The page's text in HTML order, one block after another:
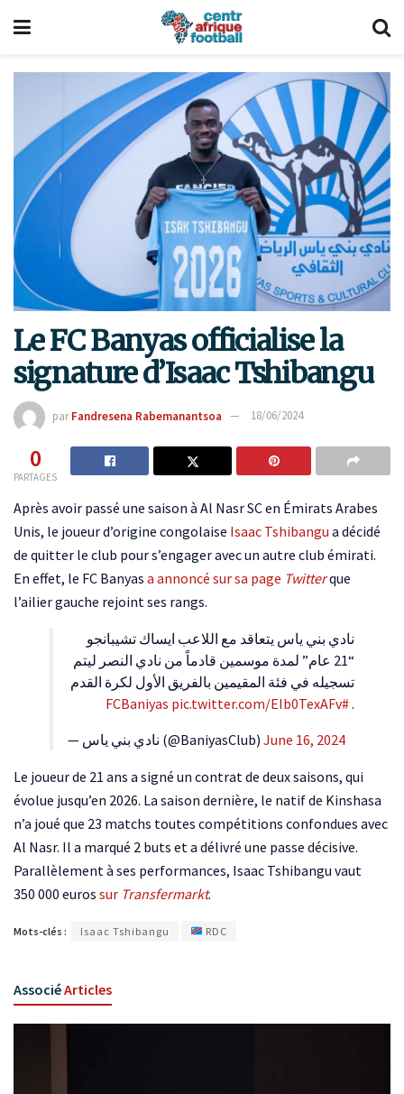
Le FC Banyas officialise la
signature d’Isaac Tshibangu
par Fandresena Rabemanantsoa 18/06/2024
0
PARTAGES
Après avoir passé une saison à Al Nasr SC en Émirats Arabes
Unis, le joueur d’origine congolaise Isaac Tshibangu a décidé
de quitter le club pour s’engager avec un autre club émirati.
En effet, le FC Banyas a annoncé sur sa page Twitterque
l’ailier gauche rejoint ses rangs.
نادي بني ياس يتعاقد مع اللاعب ايساك تشيبانجو
“21 عام” لمدة موسمين قادماً من نادي النصر ليتم
تسجيله في فئة المقيمين بالفريق الأول لكرة القدم
.
#FCBaniyas
pic.twitter.com/EIb0TexAFv
— نادي بني ياس (@BaniyasClub) June 16, 2024
Le joueur de 21 ans a signé un contrat de deux saisons, qui
évolue jusqu’en 2026. La saison dernière, le natif de Kinshasa
n’a joué que 23 matchs toutes compétitions confondues avec
Al Nasr. Il a marqué 2 buts et a délivré une passe décisive.
Parallèlement à ses performances, Isaac Tshibangu vaut
350 000 euros sur Transfermarkt.
Mots-clés : Isaac Tshibangu RDC
AssociéArticles